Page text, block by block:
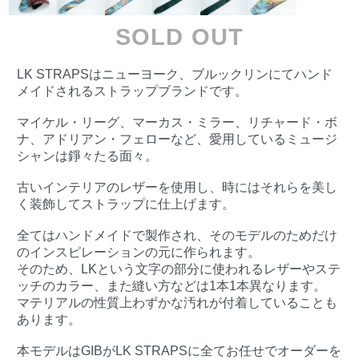
SOLD OUT
LK STRAPSはニューヨーク、ブルックリンにてハンド
メイドされるストラップブランドです。
マイケル・リーグ、マーカス・ミラー、リチャード・ボ
ナ、アドリアン・フェローなど、愛用しているミュージ
シャンは錚々たる面々。
古いインテリアのレザーを使用し、時にはそれらを美し
く装飾してストラップに仕上げます。
全てはハンドメイドで製作され、そのモデルのためだけ
のインスピレーションの元に作られます。
そのため、LKという文字の部分に使われるレザーやステ
ッチのカラー、また縫い方などは1本1本異なります。
マテリアルの性質上わずかな汚れが付着していることも
あります。
本モデルはGIBがLK STRAPSに全てお任せでオーダーを